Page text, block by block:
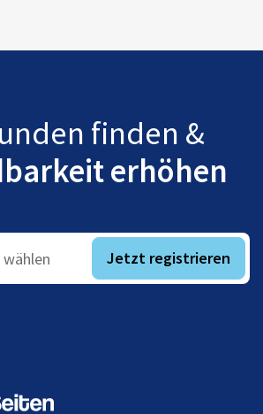
finden &
erhöhen
Jetzt registrieren